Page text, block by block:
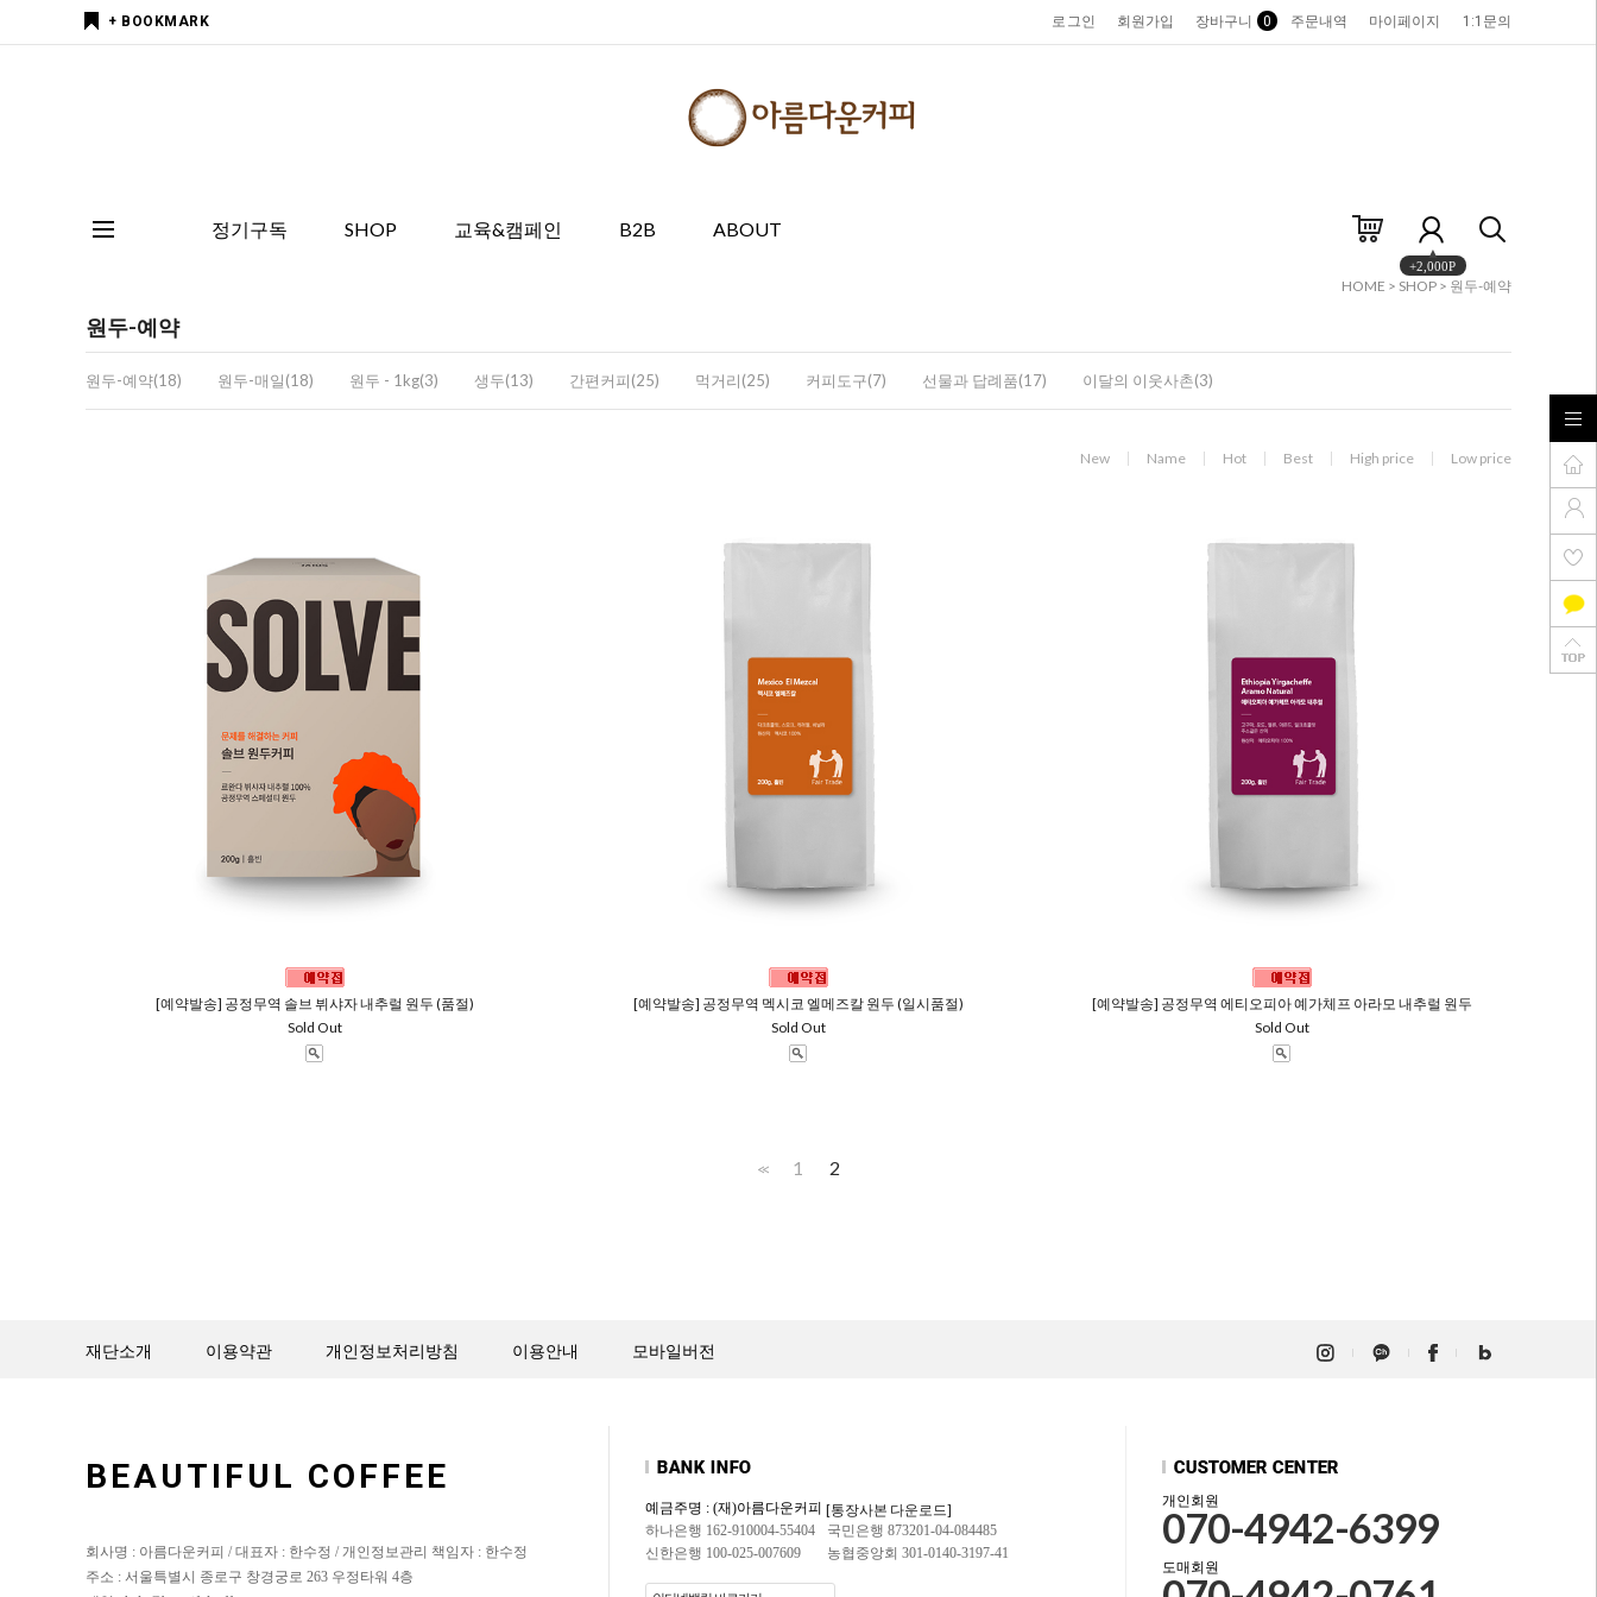
+ BOOKMARK 로그인 회원가입 장바구니 0 주문내역 마이페이지 1:1문의
정기구독 SHOP 교육&캠페인 B2B ABOUT
+2,000P
HOME > SHOP > 원두-예약
원두-예약
원두-예약(18) 원두-매일(18) 원두 - 1kg(3) 생두(13) 간편커피(25) 먹거리(25) 커피도구(7) 선물과 답례품(17) 이달의 이웃사촌(3)
New Name Hot Best High price Low price
[예약발송] 공정무역 솔브 뷔샤자 내추럴 원두 (품절)
Sold Out
[예약발송] 공정무역 멕시코 엘메즈칼 원두 (일시품절)
Sold Out
[예약발송] 공정무역 에티오피아 예가체프 아라모 내추럴 원두
Sold Out
<< 1 2
재단소개 이용약관 개인정보처리방침 이용안내 모바일버전
BEAUTIFUL COFFEE
회사명 : 아름다운커피 / 대표자 : 한수정 / 개인정보관리 책임자 : 한수정
주소 : 서울특별시 종로구 창경궁로 263 우정타워 4층
예금주명 : (재)아름다운커피 [통장사본 다운로드]
하나은행 162-910004-55404
국민은행 873201-04-084485
신한은행 100-025-007609
농협중앙회 301-0140-3197-41
개인회원
070-4942-6399
도매회원